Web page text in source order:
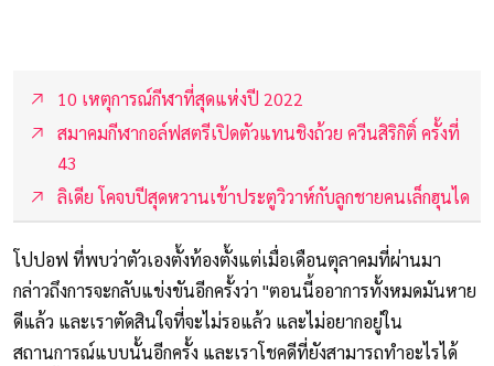
10 เหตุการณ์กีฬาที่สุดแห่งปี 2022
สมาคมกีฬากอล์ฟสตรีเปิดตัวแทนชิงถ้วย ควีนสิริกิติ์ ครั้งที่
43
ลิเดีย โคจบปีสุดหวานเข้าประตูวิวาห์กับลูกชายคนเล็กฮุนได
โปปอฟ ที่พบว่าตัวเองตั้งท้องตั้งแต่เมื่อเดือนตุลาคมที่ผ่านมา
กล่าวถึงการจะกลับแข่งขันอีกครั้งว่า "ตอนนี้ออาการทั้งหมดมันหาย
ดีแล้ว และเราตัดสินใจที่จะไม่รอแล้ว และไม่อยากอยู่ใน
สถานการณ์แบบนั้นอีกครั้ง และเราโชคดีที่ยังสามารถทำอะไรได้